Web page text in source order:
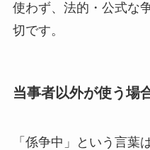
使わず、法的・公式な
切です。
当事者以外が使う場
「係争中」という言葉